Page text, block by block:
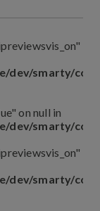
dev/smarty/
on null in
dev/smarty/
dev/smarty/